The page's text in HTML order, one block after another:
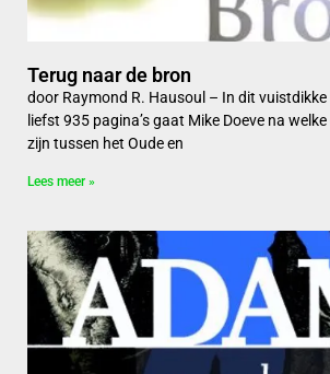
Terug naar de bron
door Raymond R. Hausoul – In dit
liefst 935 pagina’s gaat Mike Doeve na
zijn tussen het Oude en
Lees meer »